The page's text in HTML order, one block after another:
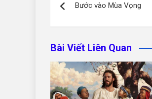
hướng
viết
Bước vào Mùa Vọng
Bài Viết Liên Quan